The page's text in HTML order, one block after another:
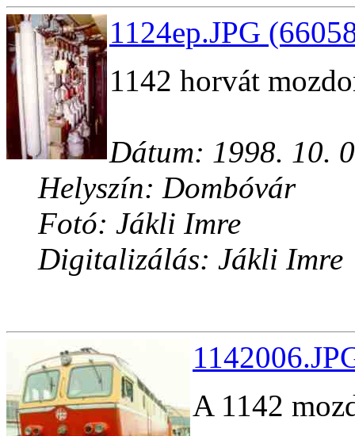
1124ep.JPG
1142 horvát
Dátum: 1998. 10.
Helyszín: Dombóvár
Fotó: Jákli Imre
Digitalizálás: Jákli Imre
A 1142